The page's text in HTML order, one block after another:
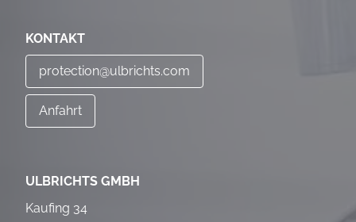
KONTAKT
protection@ulbrichts.com
Anfahrt
ULBRICHTS GMBH
Kaufing 34